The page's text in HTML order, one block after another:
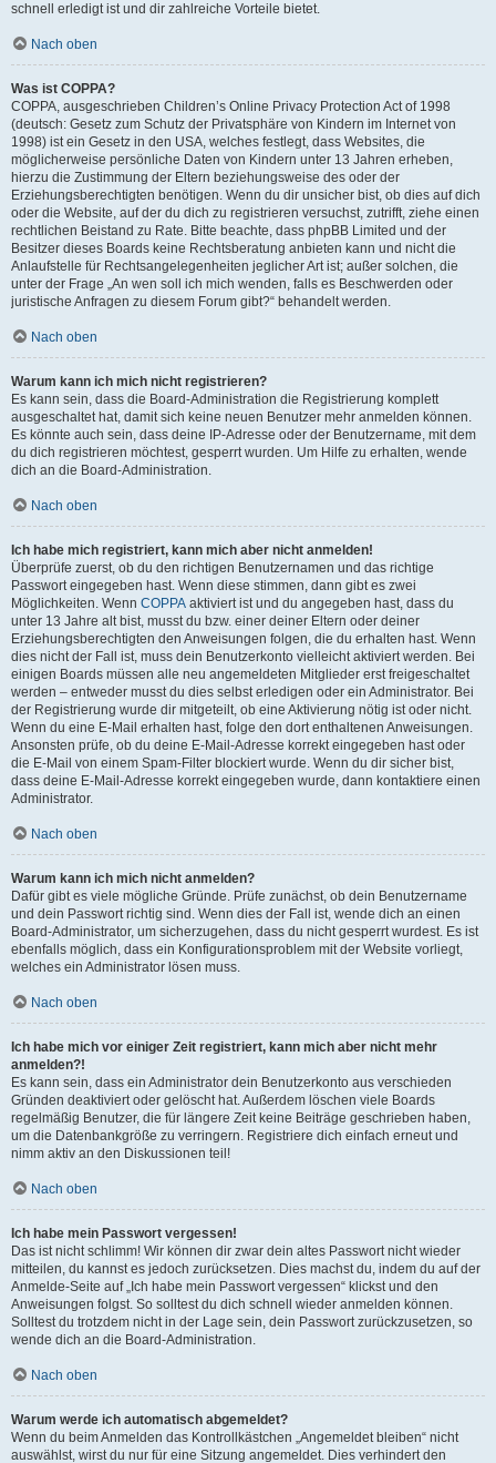
schnell erledigt ist und dir zahlreiche Vorteile bietet.
Nach oben
Was ist COPPA?
COPPA, ausgeschrieben Children’s Online Privacy Protection Act of 1998
(deutsch: Gesetz zum Schutz der Privatsphäre von Kindern im Internet von
1998) ist ein Gesetz in den USA, welches festlegt, dass Websites, die
möglicherweise persönliche Daten von Kindern unter 13 Jahren erheben,
hierzu die Zustimmung der Eltern beziehungsweise des oder der
Erziehungsberechtigten benötigen. Wenn du dir unsicher bist, ob dies auf dich
oder die Website, auf der du dich zu registrieren versuchst, zutrifft, ziehe einen
rechtlichen Beistand zu Rate. Bitte beachte, dass phpBB Limited und der
Besitzer dieses Boards keine Rechtsberatung anbieten kann und nicht die
Anlaufstelle für Rechtsangelegenheiten jeglicher Art ist; außer solchen, die
unter der Frage „An wen soll ich mich wenden, falls es Beschwerden oder
juristische Anfragen zu diesem Forum gibt?“ behandelt werden.
Nach oben
Warum kann ich mich nicht registrieren?
Es kann sein, dass die Board-Administration die Registrierung komplett
ausgeschaltet hat, damit sich keine neuen Benutzer mehr anmelden können.
Es könnte auch sein, dass deine IP-Adresse oder der Benutzername, mit dem
du dich registrieren möchtest, gesperrt wurden. Um Hilfe zu erhalten, wende
dich an die Board-Administration.
Nach oben
Ich habe mich registriert, kann mich aber nicht anmelden!
Überprüfe zuerst, ob du den richtigen Benutzernamen und das richtige
Passwort eingegeben hast. Wenn diese stimmen, dann gibt es zwei
Möglichkeiten. Wenn COPPA aktiviert ist und du angegeben hast, dass du
unter 13 Jahre alt bist, musst du bzw. einer deiner Eltern oder deiner
Erziehungsberechtigten den Anweisungen folgen, die du erhalten hast. Wenn
dies nicht der Fall ist, muss dein Benutzerkonto vielleicht aktiviert werden. Bei
einigen Boards müssen alle neu angemeldeten Mitglieder erst freigeschaltet
werden – entweder musst du dies selbst erledigen oder ein Administrator. Bei
der Registrierung wurde dir mitgeteilt, ob eine Aktivierung nötig ist oder nicht.
Wenn du eine E-Mail erhalten hast, folge den dort enthaltenen Anweisungen.
Ansonsten prüfe, ob du deine E-Mail-Adresse korrekt eingegeben hast oder
die E-Mail von einem Spam-Filter blockiert wurde. Wenn du dir sicher bist,
dass deine E-Mail-Adresse korrekt eingegeben wurde, dann kontaktiere einen
Administrator.
Nach oben
Warum kann ich mich nicht anmelden?
Dafür gibt es viele mögliche Gründe. Prüfe zunächst, ob dein Benutzername
und dein Passwort richtig sind. Wenn dies der Fall ist, wende dich an einen
Board-Administrator, um sicherzugehen, dass du nicht gesperrt wurdest. Es ist
ebenfalls möglich, dass ein Konfigurationsproblem mit der Website vorliegt,
welches ein Administrator lösen muss.
Nach oben
Ich habe mich vor einiger Zeit registriert, kann mich aber nicht mehr
anmelden?!
Es kann sein, dass ein Administrator dein Benutzerkonto aus verschieden
Gründen deaktiviert oder gelöscht hat. Außerdem löschen viele Boards
regelmäßig Benutzer, die für längere Zeit keine Beiträge geschrieben haben,
um die Datenbankgröße zu verringern. Registriere dich einfach erneut und
nimm aktiv an den Diskussionen teil!
Nach oben
Ich habe mein Passwort vergessen!
Das ist nicht schlimm! Wir können dir zwar dein altes Passwort nicht wieder
mitteilen, du kannst es jedoch zurücksetzen. Dies machst du, indem du auf der
Anmelde-Seite auf „Ich habe mein Passwort vergessen“ klickst und den
Anweisungen folgst. So solltest du dich schnell wieder anmelden können.
Solltest du trotzdem nicht in der Lage sein, dein Passwort zurückzusetzen, so
wende dich an die Board-Administration.
Nach oben
Warum werde ich automatisch abgemeldet?
Wenn du beim Anmelden das Kontrollkästchen „Angemeldet bleiben“ nicht
auswählst, wirst du nur für eine Sitzung angemeldet. Dies verhindert den